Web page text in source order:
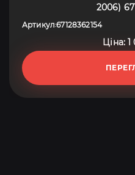
2006)
Артикул:67128362154
Ціна: